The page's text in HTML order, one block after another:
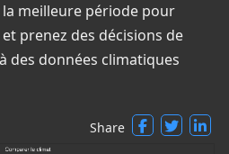
la meilleure période pour
prenez des décisions de
des données climatiques
Share